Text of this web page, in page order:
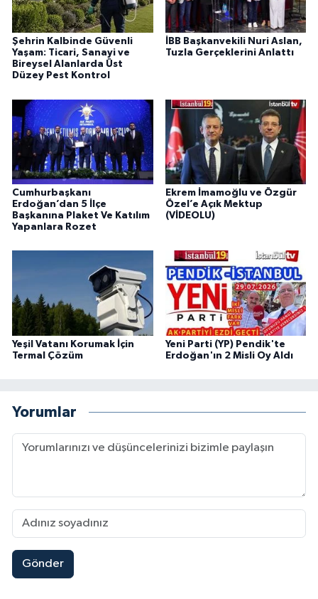
Şehrin Kalbinde Güvenli
Yaşam: Ticari, Sanayi ve
Bireysel Alanlarda Üst
Düzey Pest Kontrol
İBB Başkanvekili Nuri Aslan,
Tuzla Gerçeklerini Anlattı
Cumhurbaşkanı
Erdoğan’dan 5 İlçe
Başkanına Plaket Ve Katılım
Yapanlara Rozet
Ekrem İmamoğlu ve Özgür
Özel’e Açık Mektup
(VİDEOLU)
Yeşil Vatanı Korumak İçin
Termal Çözüm
Yeni Parti (YP) Pendik'te
Erdoğan'ın 2 Misli Oy Aldı
Yorumlar
Gönder